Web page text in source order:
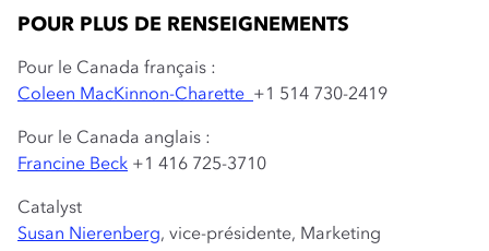
POUR PLUS DE RENSEIGNEMENTS
Pour le Canada français :
Coleen MacKinnon-Charette +1 514 730-2419
Pour le Canada anglais :
Francine Beck +1 416 725-3710
Catalyst
Susan Nierenberg, vice-présidente, Marketing